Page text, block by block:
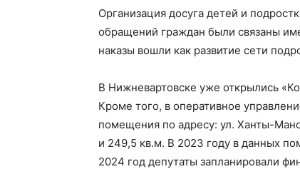
Организация досуга детей и
обращений граждан были связаны
наказы вошли как развитие сети
В Нижневартовске уже открылись
Кроме того, в оперативное
помещения по адресу: ул. Ханты-
и 249,5 кв.м. В 2023 году в данных
2024 год депутаты запланировали